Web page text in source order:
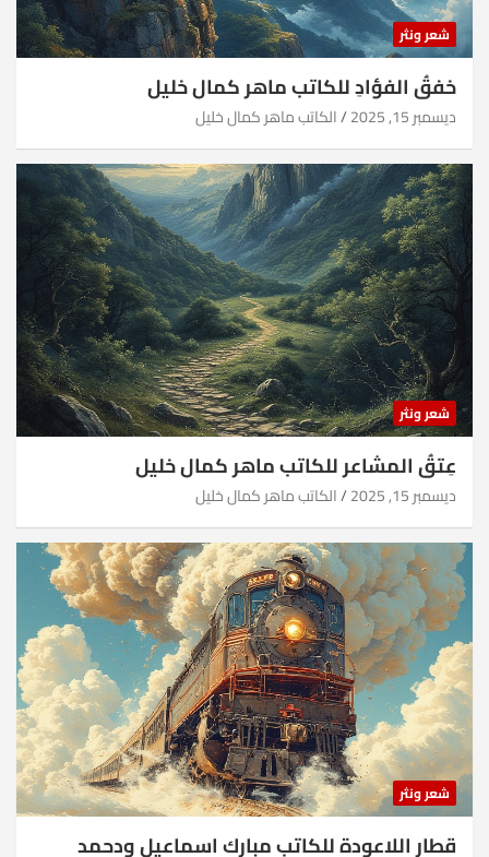
شعر ونثر
خفقُ الفؤادِ للكاتب ماهر كمال خليل
ديسمبر 15, 2025 الكاتب ماهر كمال خليل
شعر ونثر
عِتقُ المشاعر للكاتب ماهر كمال خليل
ديسمبر 15, 2025 الكاتب ماهر كمال خليل
شعر ونثر
قطار اللاعودة للكاتب مبارك اسماعيل ودحمد